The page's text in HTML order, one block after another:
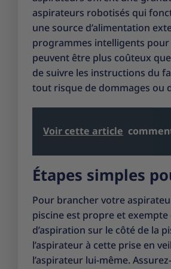
aspirateurs robotisés qui
une source d’alimentation
programmes intelligents
peuvent être plus coûteux
de suivre les instructions du
tout risque de dommages ou
Voir cette article
Étapes simples
Pour brancher votre
piscine est propre et exempte
d’aspiration sur le côté de la
l’aspirateur à cette prise en
l’aspirateur lui-même.